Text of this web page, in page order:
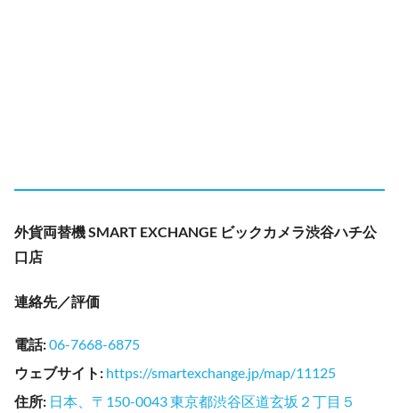
外貨両替機 SMART EXCHANGE ビックカメラ渋谷ハチ公
口店
連絡先／評価
電話:06-7668-6875
ウェブサイト : https://smartexchange.jp/map/11125
住所: 日本、〒150-0043 東京都渋谷区道玄坂２丁目５